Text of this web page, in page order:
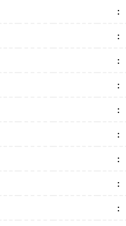
:
:
:
:
:
:
:
:
:
:
:
:
:
:
:
:
:
: